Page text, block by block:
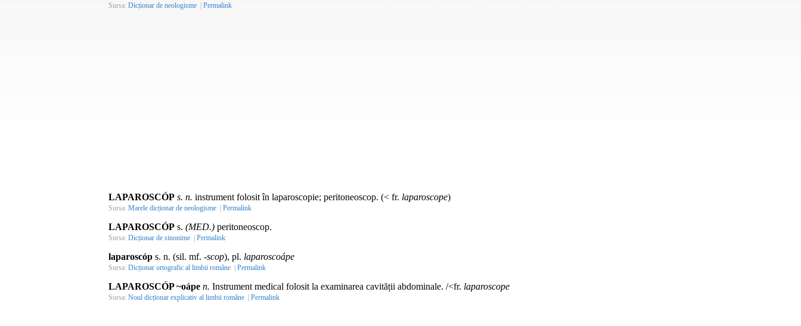
Sursa: Dicționar de neologisme | Permalink
LAPAROSCÓP s. n. instrument folosit în laparoscopie; peritoneoscop. (< fr. laparoscope)
Sursa: Marele dicționar de neologisme | Permalink
LAPAROSCÓP s. (MED.) peritoneoscop.
Sursa: Dicționar de sinonime | Permalink
laparoscóp s. n. (sil. mf. -scop), pl. laparoscoápe
Sursa: Dicționar ortografic al limbii române | Permalink
LAPAROSCÓP ~oápe n. Instrument medical folosit la examinarea cavității abdominale. /<fr. laparoscope
Sursa: Noul dicționar explicativ al limbii române | Permalink